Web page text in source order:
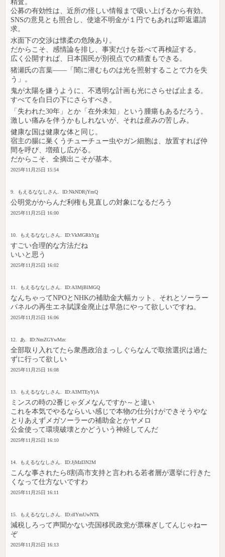
精査。
公募の有効性は、近所の怪しい情報まで吸い上げるから有効。
SNSの意見とも照合し、使途不明金が１円でもあれば即返還請
求。
水面下の交渉は懐柔の危険あり。
だからこそ、感情論を排し、事実だけを並べて再検証する。
広く公開すれば、日本国民が別視点での精査もできる。
猪瀬氏の言葉――「闇に潜むものは光を照射することで力を失
う」。
鬼が太陽を嫌うように、不透明な計画も光にさらせば止まる。
すべてを白日の下にさらすべき。
「失われた30年」とか「在外未知」という腫瘍もあるだろう。
激しい痛みを伴うかもしれないが、それは産みの苦しみ。
健康な国は健康な体と同じ。
宿主の腸に巣くうチューチュー虫やガン細胞は、放置すれば仲
間を呼び、増殖し広がる。
だからこそ、全摘出こそが基本。
2025年11月25日 15:54
9. もえるななしさん. ID:NkNDRjYmQ
公明党がからんだ利権も見直しの対象になるだろう
2025年11月25日 16:00
10. もえるななしさん. ID:VkMGRhYjg
すごい合理的な方法だね
いいと思う
2025年11月25日 16:02
11. もえるななしさん. ID:A3MjBlMGQ
なんちゃってNPOとNHKの補助金大幅カット、それとソーラー
パネルの再生エネ賦課金廃止は早急にやって欲しいですね。
2025年11月25日 16:06
12. あ. ID:NmZGYwMzc
全部取り入れてたら衆愚政治まっしぐらなんで取捨選択は過た
ずに行って欲しい
2025年11月25日 16:08
13. もえるななしさん. ID:A3MTEyYjA
ミンスの時の2番じゃダメなんですか～と違い
これを本気でやるならいい感じで本物の仕分けができそうやな
とりあえずメガソーラーの補助金とかヤメロ
公金使って環境破壊とかどういう神経してんだ
2025年11月25日 16:10
14. もえるななしさん. ID:JjMzI3N2M
こんな事されたら8割高市支持と言われる若者層が選挙に行きた
くなって仕方ないですわ
2025年11月25日 16:11
15. もえるななしさん. ID:dlYmUwNTk
減税しろって声聞かない売国移民政党が票稼ぎしてんじゃねー
ぞ
2025年11月25日 16:13